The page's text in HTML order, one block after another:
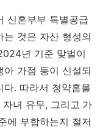
신혼부부 특별공급
는 것은 자산 형성의
년 기준 맞벌이
아 가점 등이 신설되
다. 따라서 청약홈을
녀 유무, 그리고 가
에 부합하는지 철저